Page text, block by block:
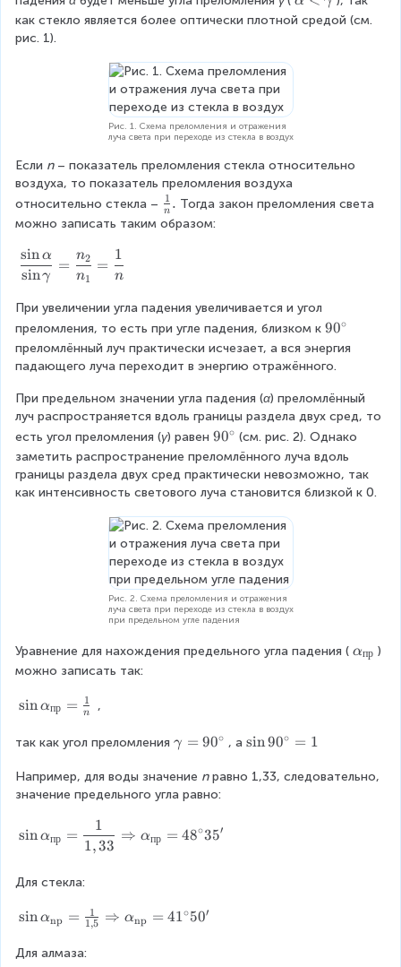
_
2
al
m
как стекло является более оптически плотной средой (см.
рис. 1).
Рис. 1. Схема преломления и отражения
луча света при переходе из стекла в воздух
Если n – показатель преломления стекла относительно
воздуха, то показатель преломления воздуха
относительно стекла – \
f
1
}
{
n
.
n
1 . Тогда закон преломления света
можно записать таким образом:
\
df
a
c
{
\
n
\
al
p
h
a
m
m
}
\
r
a
{
2
{
_
sinγ
sinα
=
n1
n2 =
n
1
При увеличении угла падения увеличивается и угол
преломления, то есть при угле падения, близком к 9
0
^
c
i
r
c
90∘
преломлённый луч практически исчезает, а вся энергия
падающего луча переходит в энергию отражённого.
При предельном значении угла падения (α) преломлённый
луч распространяется вдоль границы раздела двух сред, то
есть угол преломления (γ) равен 9
0
^
\
i
r
c
90∘ (см. рис. 2). Однако
заметить распространение преломлённого луча вдоль
границы раздела двух сред практически невозможно, так
как интенсивность светового луча становится близкой к 0.
Рис. 2. Схема преломления и отражения
луча света при переходе из стекла в воздух
при предельном угле падения
Уравнение для нахождения предельного угла падения ( \
{
αпр )
можно записать так:
\
n
a
l
h
{
t
x
sinαпр = n
1 ,
так как угол преломления \
a
m
a
\
γ = 90∘ , а \
n
sin90∘ = 1
Например, для воды значение n равно 1,33, следовательно,
значение предельного угла равно:
\
b
g
n
a
sinαпр =
1,33
1
⇒ αпр = 48∘35′
Для стекла:
\
n
sinαnp = 1,5
1 ⇒ αnp = 41∘50′
Для алмаза: